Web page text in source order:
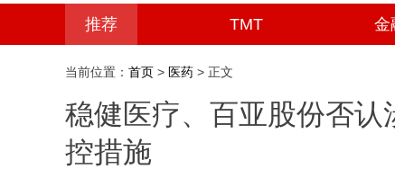
推荐 TMT 金
当前位置： 首页 > 医药 > 正文
稳健医疗、百亚股份否认
控措施